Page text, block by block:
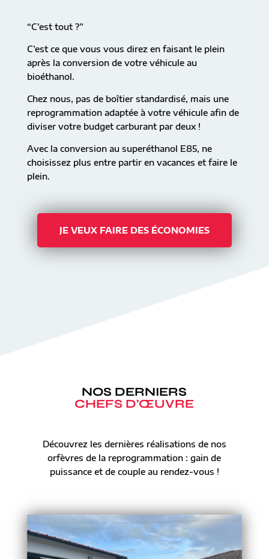
“C’est tout ?”
C’est ce que vous vous direz en faisant le plein
après la conversion de votre véhicule au
bioéthanol.
Chez nous, pas de boîtier standardisé, mais une
reprogrammation adaptée à votre véhicule afin de
diviser votre budget carburant par deux !
Avec la conversion au superéthanol E85, ne
choisissez plus entre partir en vacances et faire le
plein.
JE VEUX FAIRE DES ÉCONOMIES
NOS DERNIERS
CHEFS D’ŒUVRE
Découvrez les dernières réalisations de nos
orfèvres de la reprogrammation : gain de
puissance et de couple au rendez-vous !